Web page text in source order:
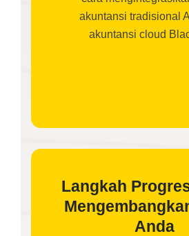
akuntansi tradisional
akuntansi cloud
Langkah
Anda